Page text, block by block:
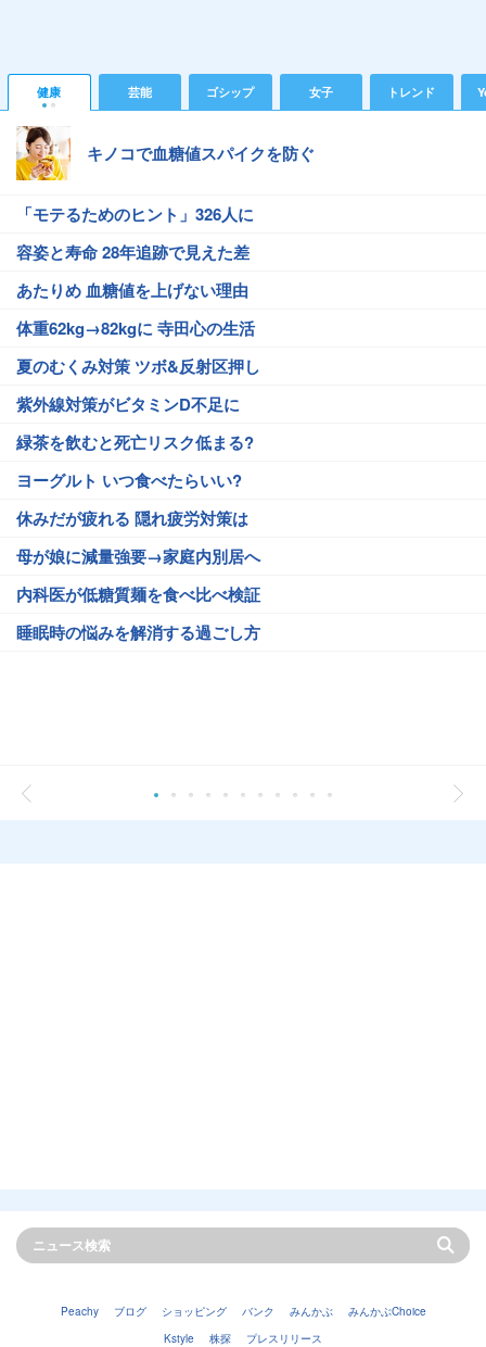
健康 芸能 ゴシップ 女子 トレンド
キノコで血糖値スパイクを防ぐ
「モテるためのヒント」326人に
容姿と寿命 28年追跡で見えた差
あたりめ 血糖値を上げない理由
体重62kg→82kgに 寺田心の生活
夏のむくみ対策 ツボ&反射区押し
紫外線対策がビタミンD不足に
緑茶を飲むと死亡リスク低まる?
ヨーグルト いつ食べたらいい?
休みだが疲れる 隠れ疲労対策は
母が娘に減量強要→家庭内別居へ
内科医が低糖質麺を食べ比べ検証
睡眠時の悩みを解消する過ごし方
Peachy ブログ ショッピング バンク みんかぶ
みんかぶChoice
Kstyle
株探 プレスリリース